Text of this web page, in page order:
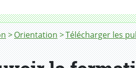
Orientation Télécharger les